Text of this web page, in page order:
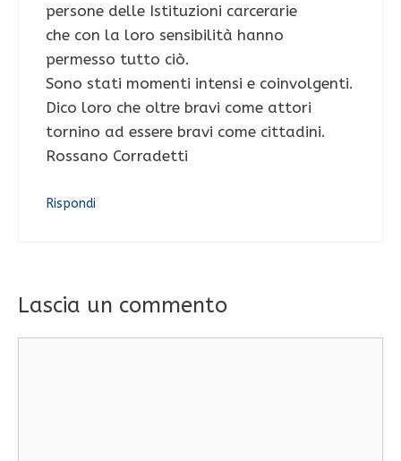
persone delle Istituzioni carcerarie
che con la loro sensibilità hanno
permesso tutto ciò.
Sono stati momenti intensi e coinvolgenti.
Dico loro che oltre bravi come attori
tornino ad essere bravi come cittadini.
Rossano Corradetti
Rispondi
Lascia un commento